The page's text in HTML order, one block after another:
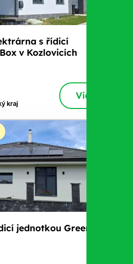
s řídicí
v Kozlovicích
kraj
Více
jednotkou GreenBox